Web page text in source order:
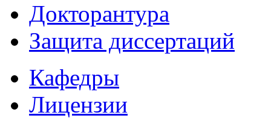
Докторантура
Защита диссертаций
Кафедры
Лицензии